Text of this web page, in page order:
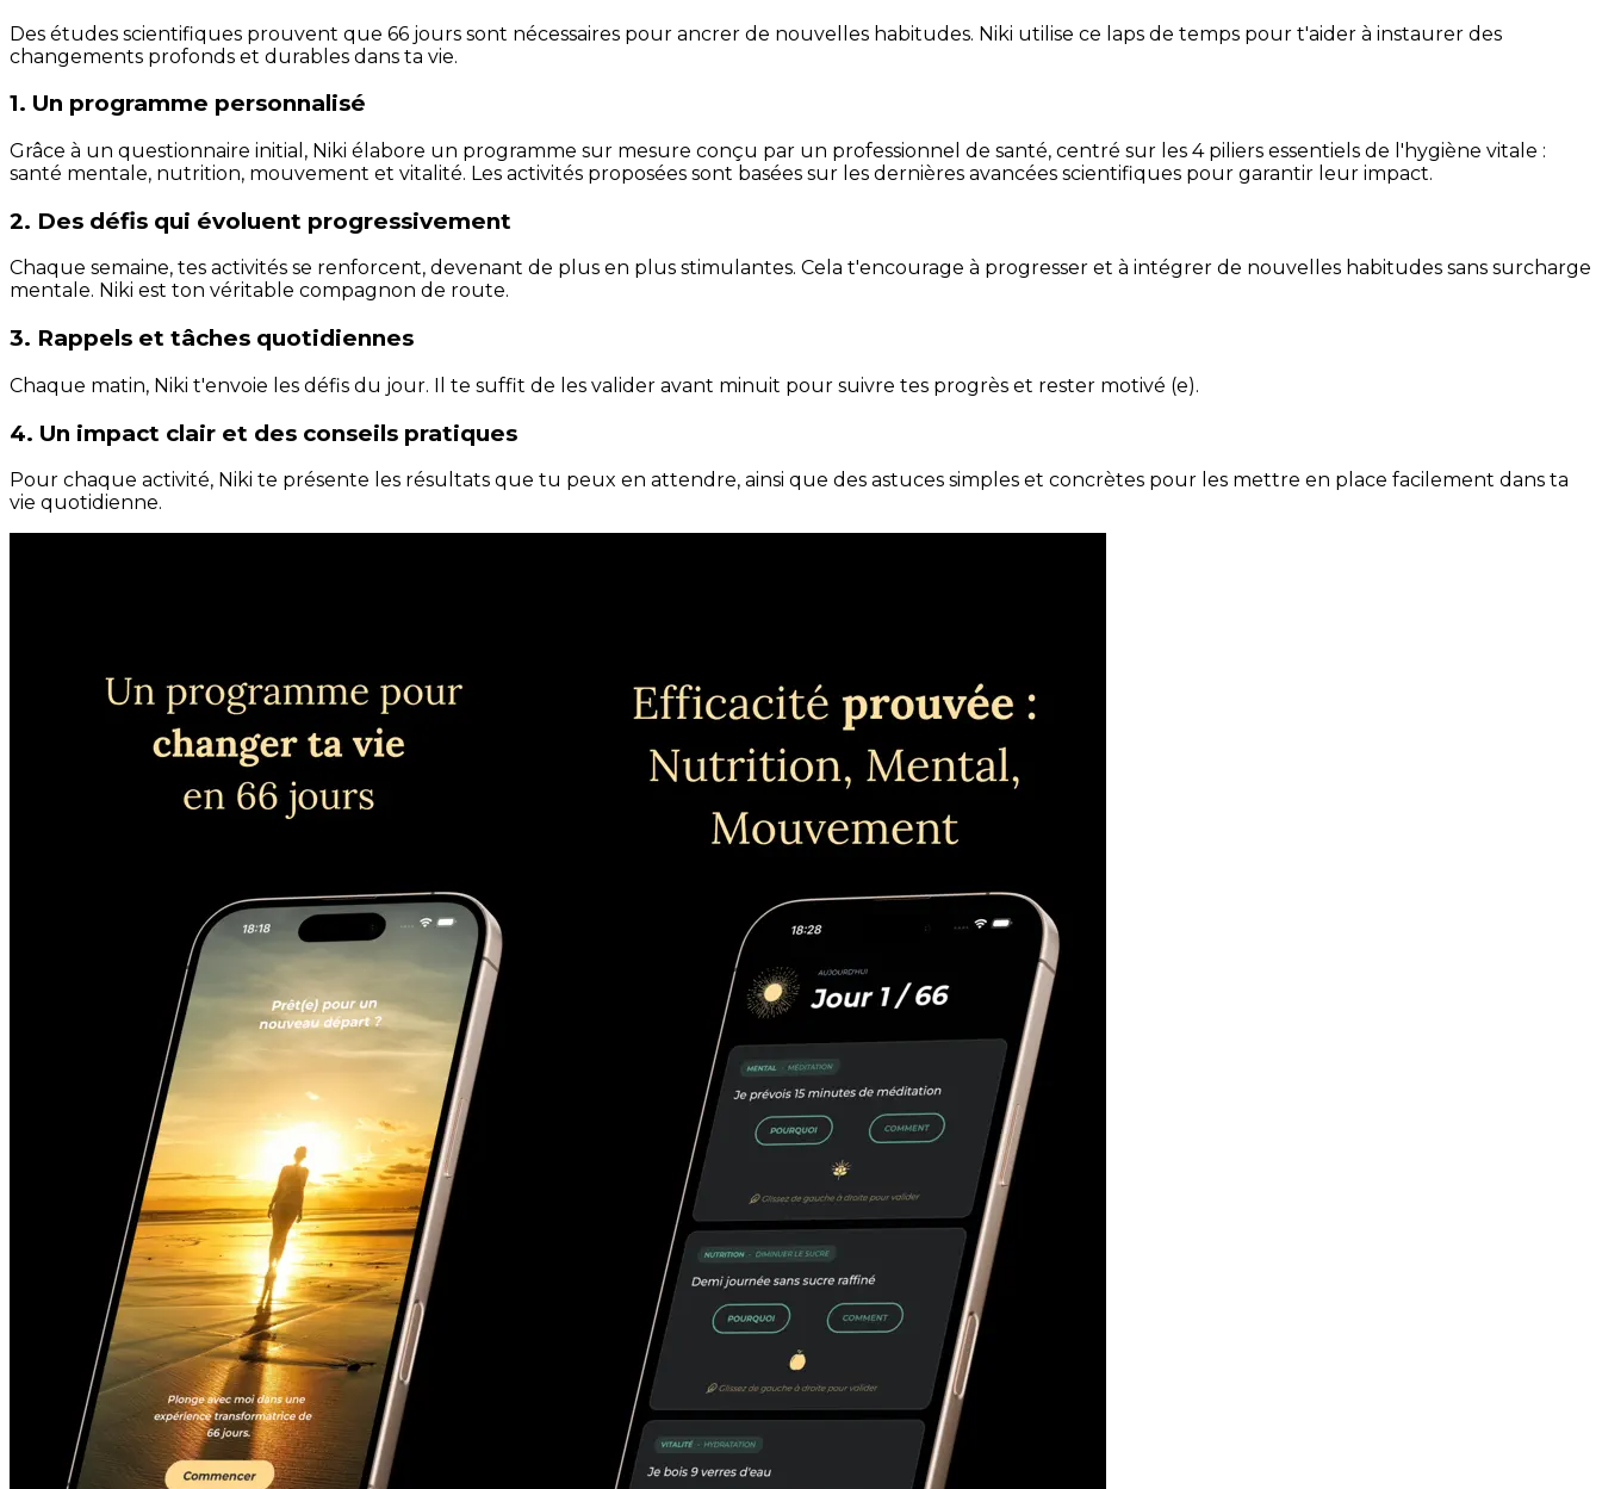
Des études scientifiques prouvent que 66 jours sont nécessaires pour ancrer de nouvelles habitudes. Niki utilise ce laps de temps pour t'aider à instaurer des
changements profonds et durables dans ta vie.
1. Un programme personnalisé
Grâce à un questionnaire initial, Niki élabore un programme sur mesure conçu par un professionnel de santé, centré sur les 4 piliers essentiels de l'hygiène vitale :
santé mentale, nutrition, mouvement et vitalité. Les activités proposées sont basées sur les dernières avancées scientifiques pour garantir leur impact.
2. Des défis qui évoluent progressivement
Chaque semaine, tes activités se renforcent, devenant de plus en plus stimulantes. Cela t'encourage à progresser et à intégrer de nouvelles habitudes sans surcharge
mentale. Niki est ton véritable compagnon de route.
3. Rappels et tâches quotidiennes
Chaque matin, Niki t'envoie les défis du jour. Il te suffit de les valider avant minuit pour suivre tes progrès et rester motivé (e).
4. Un impact clair et des conseils pratiques
Pour chaque activité, Niki te présente les résultats que tu peux en attendre, ainsi que des astuces simples et concrètes pour les mettre en place facilement dans ta
vie quotidienne.